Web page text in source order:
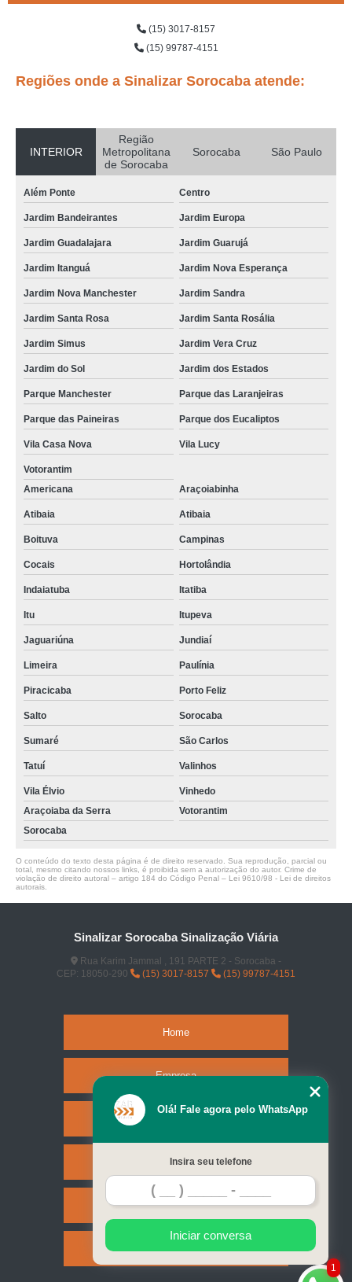
(15) 3017-8157
(15) 99787-4151
Regiões onde a Sinalizar Sorocaba atende:
INTERIOR
Região
Metropolitana
de Sorocaba
Sorocaba São Paulo
Além Ponte Centro
Jardim Bandeirantes Jardim Europa
Jardim Guadalajara Jardim Guarujá
Jardim Itanguá Jardim Nova Esperança
Jardim Nova Manchester Jardim Sandra
Jardim Santa Rosa Jardim Santa Rosália
Jardim Simus Jardim Vera Cruz
Jardim do Sol Jardim dos Estados
Parque Manchester Parque das Laranjeiras
Parque das Paineiras Parque dos Eucaliptos
Vila Casa Nova Vila Lucy
Votorantim
Americana
Araçoiabinha
Atibaia Atibaia
Boituva Campinas
Cocais Hortolândia
Indaiatuba Itatiba
Itu Itupeva
Jaguariúna Jundiaí
Limeira Paulínia
Piracicaba Porto Feliz
Salto Sorocaba
Sumaré São Carlos
Tatuí Valinhos
Vila Élvio
Vinhedo
Araçoiaba da Serra
Votorantim
Sorocaba
O conteúdo do texto desta página é de direito reservado. Sua reprodução, parcial ou
total, mesmo citando nossos links, é proibida sem a autorização do autor. Crime de
violação de direito autoral – artigo 184 do Código Penal – Lei 9610/98 - Lei de direitos
autorais
Sinalizar Sorocaba Sinalização Viária
Rua Karim Jammal , 191 PARTE 2 - Sorocaba -
CEP: 18050-290
(15) 3017-8157 (15) 99787-4151
Home
Empresa
Serviços
Contato
Mapa do site
1
Olá! Fale agora pelo WhatsApp
Insira seu telefone
Iniciar conversa